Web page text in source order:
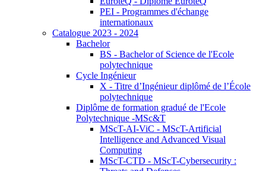
PEI - Programmes d'échange
internationaux
Catalogue 2023 - 2024
Bachelor
BS - Bachelor of Science de l'Ecole
polytechnique
Cycle Ingénieur
X - Titre d’Ingénieur diplômé de l’École
polytechnique
Diplôme de formation gradué de l'Ecole
Polytechnique -MSc&T
MScT-AI-ViC - MScT-Artificial
Intelligence and Advanced Visual
Computing
MScT-CTD - MScT-Cybersecurity :